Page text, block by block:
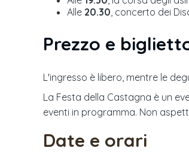
Alle 20.30, concerto dei
Prezzo e
L'ingresso è libero, mentre le
La Festa della Castagna è un
eventi in programma. Non
Date e orari